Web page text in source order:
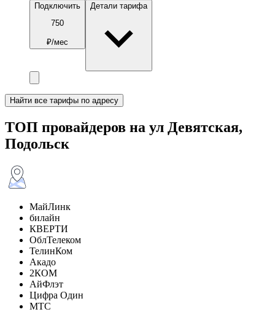
Подключить
750
₽/мес
Детали тарифа
Найти все тарифы по адресу
ТОП провайдеров на ул Девятская,
Подольск
МайЛинк
билайн
КВЕРТИ
ОблТелеком
ТелинКом
Акадо
2КОМ
АйФлэт
Цифра Один
МТС